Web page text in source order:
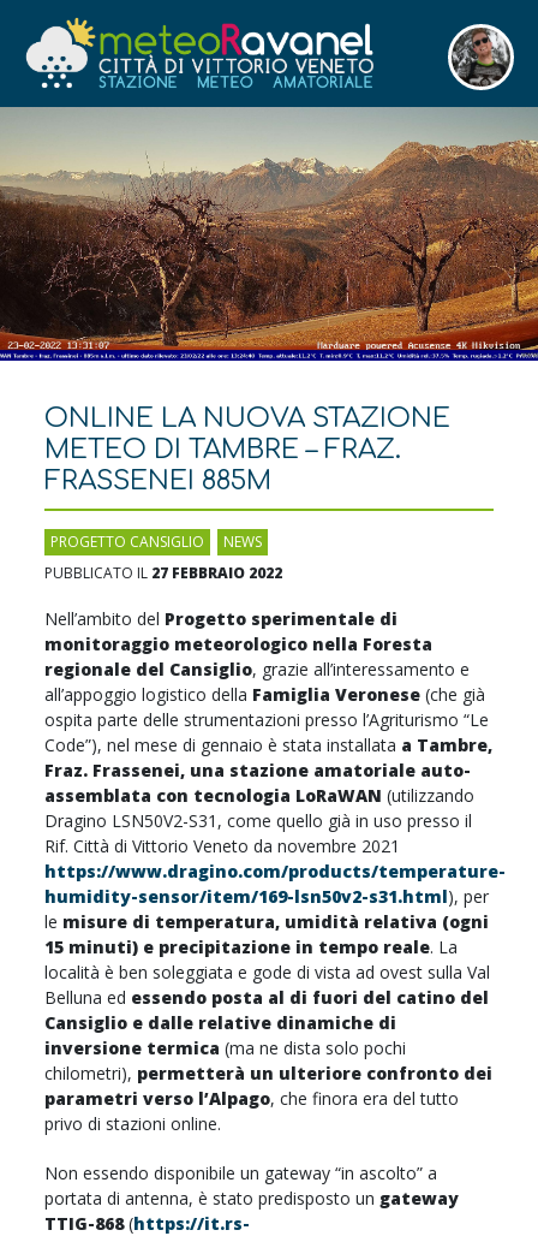
ONLINE LA NUOVA STAZIONE
METEO DI TAMBRE – FRAZ.
FRASSENEI 885M
PROGETTO CANSIGLIO
NEWS
PUBBLICATO IL 27 FEBBRAIO 2022
Nell’ambito del Progetto sperimentale di
monitoraggio meteorologico nella Foresta
regionale del Cansiglio, grazie all’interessamento e
all’appoggio logistico della Famiglia Veronese (che già
ospita parte delle strumentazioni presso l’Agriturismo “Le
Code”), nel mese di gennaio è stata installata a Tambre,
Fraz. Frassenei, una stazione amatoriale auto-
assemblata con tecnologia LoRaWAN (utilizzando
Dragino LSN50V2-S31, come quello già in uso presso il
Rif. Città di Vittorio Veneto da novembre 2021
https://www.dragino.com/products/temperature-
humidity-sensor/item/169-lsn50v2-s31.html), per
le misure di temperatura, umidità relativa (ogni
15 minuti) e precipitazione in tempo reale. La
località è ben soleggiata e gode di vista ad ovest sulla Val
Belluna ed essendo posta al di fuori del catino del
Cansiglio e dalle relative dinamiche di
inversione termica (ma ne dista solo pochi
chilometri), permetterà un ulteriore confronto dei
parametri verso l’Alpago, che finora era del tutto
privo di stazioni online.
Non essendo disponibile un gateway “in ascolto” a
portata di antenna, è stato predisposto un gateway
TTIG-868(https://it.rs-